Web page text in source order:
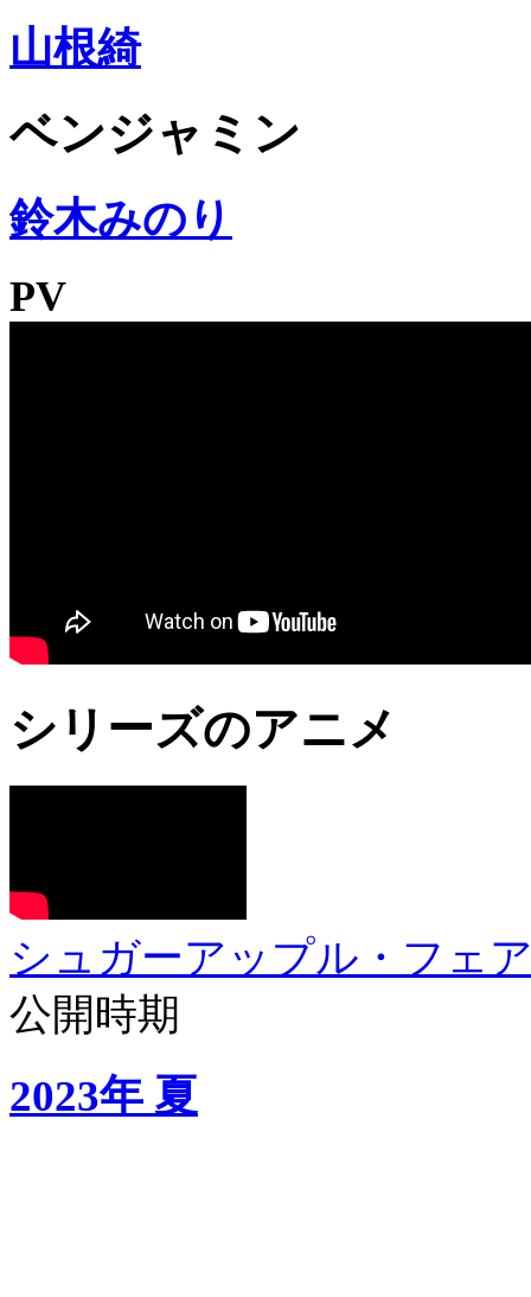
山根綺
ベンジャミン
鈴木みのり
PV
シリーズのアニメ
シュガーアップル・フェ
公開時期
2023年 夏